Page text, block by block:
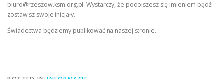
biuro@rzeszow.ksm.org.pl. Wystarczy, że podpiszesz się imieniem bądź
zostawisz swoje inicjały.
Świadectwa będziemy publikować na naszej stronie.